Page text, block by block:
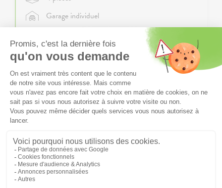
Garage individuel
Jardin clos, engazonné et arboré de 233 m²
Parking privatif
Terrasse aménagée
Prêt à Taux Zéro
Partager la fiche par email
Coté Duplex
Côté Pratique